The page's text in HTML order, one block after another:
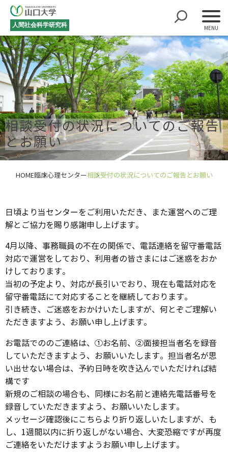
人間社会科学研究科
相談受付の状況についてのご報告
とお願い
HOME臨床心理センター相談受付の状況についてのご報告とお願い
日頃より当センターをご利用いただき、また運営へのご理
解とご協力を賜り感謝申し上げます。
4月以降、事務職員の不在の関係で、電話連絡を留守番電話
対応で運営をしており、利用者の皆さまにはご迷惑をおか
けしております。
当初の予定より、対応が長引いでおり、現在も電話対応を
留守番電話にて対応することを継続しております。
引き続き、ご迷惑をおかけいたしますが、何とぞご理解い
ただきますよう、お願い申し上げます。
お電話でののご連絡は、①お名前、②面接担当者名を録音
していただきますよう、お願いいたします。担当者名が思
い出せない場合は、予約日時を吹き込んでいただければ結
構です
新規のご相談の場合も、同様にお名前と連絡先電話番号を
録音していただきますよう、お願いいたします。
メッセージ確認後にこちらより折り返しいたしますが、も
し、1週間以内に折り返しがない場合、大変恐縮ですが再度
ご連絡をいただけますようお願い申し上げます。